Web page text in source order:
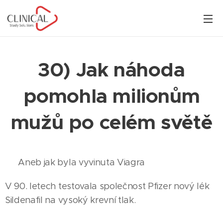
30) Jak náhoda
pomohla milionům
mužů po celém světě
👉 Aneb jak byla vyvinuta Viagra
V 90. letech testovala společnost Pfizer nový lék
Sildenafil na vysoký krevní tlak.